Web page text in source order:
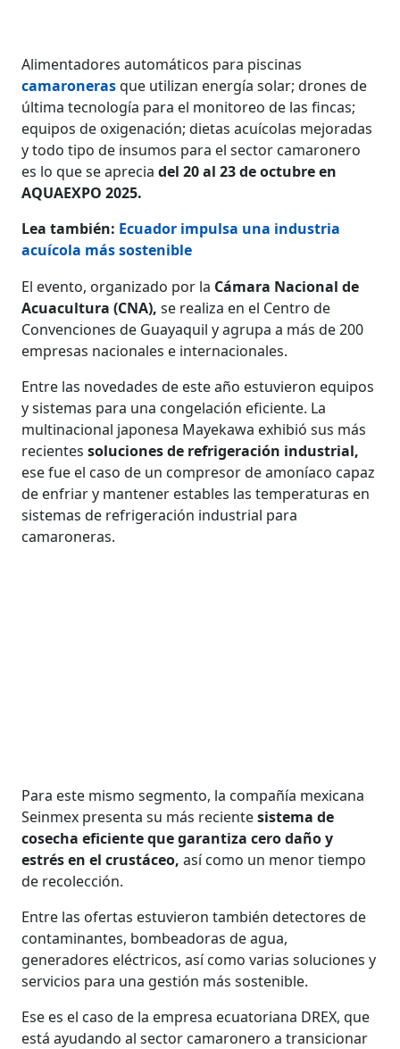
Alimentadores automáticos para piscinas
camaronerasque utilizan energía solar; drones de
última tecnología para el monitoreo de las fincas;
equipos de oxigenación; dietas acuícolas mejoradas
y todo tipo de insumos para el sector camaronero
es lo que se aprecia del 20 al 23 de octubre en
AQUAEXPO 2025.
Lea también: Ecuador impulsa una industria
acuícola más sostenible
El evento, organizado por la Cámara Nacional de
Acuacultura (CNA), se realiza en el Centro de
Convenciones de Guayaquil y agrupa a más de 200
empresas nacionales e internacionales.
Entre las novedades de este año estuvieron equipos
y sistemas para una congelación eficiente. La
multinacional japonesa Mayekawa exhibió sus más
recientessoluciones de refrigeración industrial,
ese fue el caso de un compresor de amoníaco capaz
de enfriar y mantener estables las temperaturas en
sistemas de refrigeración industrial para
camaroneras.
Para este mismo segmento, la compañía mexicana
Seinmex presenta su más recientesistema de
cosecha eficiente que garantiza cero daño y
estrés en el crustáceo,así como un menor tiempo
de recolección.
Entre las ofertas estuvieron también detectores de
contaminantes, bombeadoras de agua,
generadores eléctricos, así como varias soluciones y
servicios para una gestión más sostenible.
Ese es el caso de la empresa ecuatoriana DREX, que
está ayudando al sector camaronero a transicionar